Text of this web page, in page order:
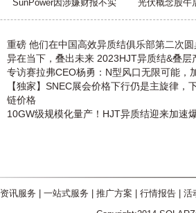
SunPower因涉嫌财报不实 光伏概念股午
重磅 他们在中国高效异质结俱乐部第二次
异在当下，叠出未来 2023HJT异质结&叠层
专访赛拉弗CEO杨勇：N型风口无限可能，
【独家】SNEC展会价格下行仍是主旋律，
链价格
10GW级规模化量产！HJT异质结迎来加速
资讯服务 一站式服务 推广方案 行情报告| 活